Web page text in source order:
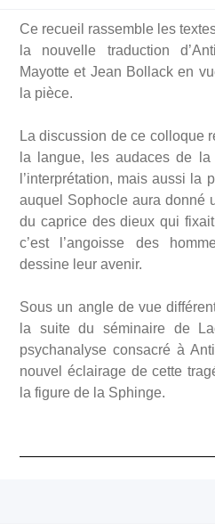
Ce recueil rassemble les
la nouvelle traduction
Mayotte et Jean Bollack en
la pièce.
La discussion de ce colloque
la langue, les audaces de
l’interprétation, mais aussi la
auquel Sophocle aura donné
du caprice des dieux qui
c’est l’angoisse des
dessine leur avenir.
Sous un angle de vue
la suite du séminaire de
psychanalyse consacré à
nouvel éclairage de cette
la figure de la Sphinge.